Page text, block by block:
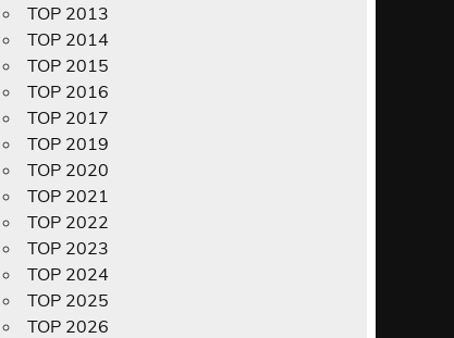
TOP 2013
TOP 2014
TOP 2015
TOP 2016
TOP 2017
TOP 2019
TOP 2020
TOP 2021
TOP 2022
TOP 2023
TOP 2024
TOP 2025
TOP 2026